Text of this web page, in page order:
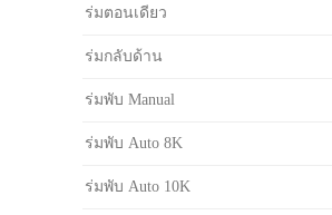
ร่มตอนเดียว
ร่มกลับด้าน
ร่มพับ Manual
ร่มพับ Auto 8K
ร่มพับ Auto 10K